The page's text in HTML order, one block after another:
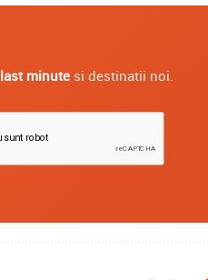
last minutesi destinatii noi.